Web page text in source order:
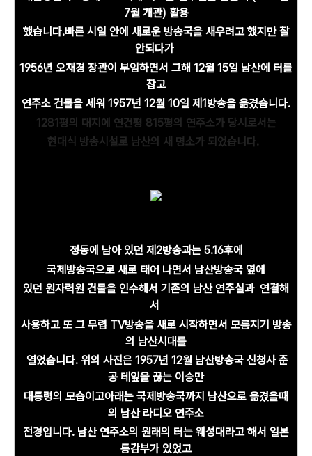
7월 개관) 활용
했습니다.빠른 시일 안에 새로운 방송국을 새우려고 했지만 잘
안되다가
1956년 오재경 장관이 부임하면서 그해 12월 15일 남산에 터를
잡고
연주소 건물을 세워 1957년 12월 10일 제1방송을 옮겼습니다.
1281평의 대지에 연건평 815평의 연주소가 당시로서는
현대식 방송시설로 남산의 새 명소가 되었습니다.
정동에 남아 있던 제2방송과는 5.16후에
국제방송국으로 새로 태어 나면서 남산방송국 옆에
있던 원자력원 건물을 인수해서 기존의 남산 연주실과 연결해
서
사용하고 또 그 무렵 TV방송을 새로 시작하면서 모름지기 방송
의 남산시대를
열었습니다. 위의 사진은 1957년 12월 남산방송국 신청사 준
공 테잎을 끊는 이승만
대통령의 모습이고아래는 국제방송국까지 남산으로 옮겼을때
의 남산 라디오 연주소
전경입니다. 남산 연주소의 원래의 터는 웨성대라고 해서 일본
통감부가 있었고